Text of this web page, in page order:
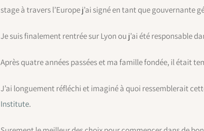
stage à travers l’Europe j’ai signé en tant que gouvernante
Je suis finalement rentrée sur Lyon ou j’ai été responsable
Après quatre années passées et ma famille fondée, il était
J’ai longuement réfléchi et imaginé à quoi ressemblerait
Institute.